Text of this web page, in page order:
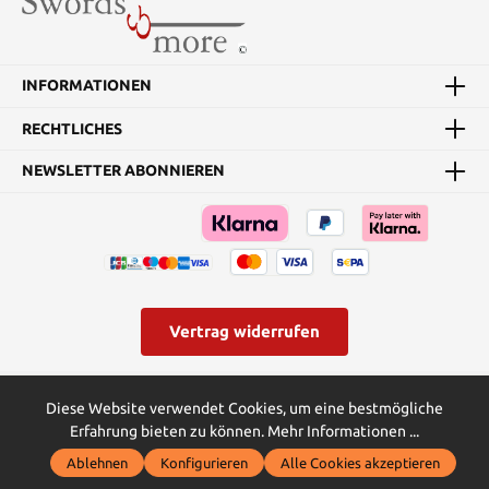
Stichwaffe noch
ungeeigneter - aber eine
umso bessere Hiebwaffe,
Pferd aus höchst effektiv
bestehen aus Messing.
INFORMATIONEN
RECHTLICHES
NEWSLETTER ABONNIEREN
Vertrag widerrufen
ggf. Nachnahmegebühren, wenn nicht anders angegeben.
© Swords and more | Powered by Butterflies IT - die
Softwareentwickler
Diese Website verwendet Cookies, um eine bestmögliche
Erfahrung bieten zu können. Mehr Informationen ...
Ablehnen Konfigurieren Alle Cookies akzeptieren